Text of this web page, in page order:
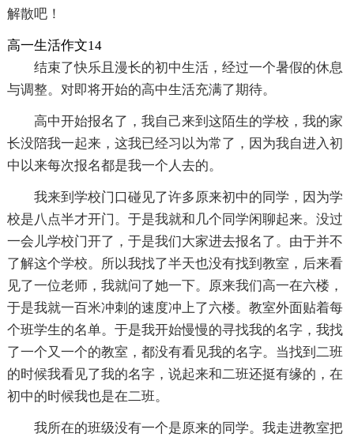
解散吧！
高一生活作文14
结束了快乐且漫长的初中生活，经过一个暑假的休息
与调整。对即将开始的高中生活充满了期待。
高中开始报名了，我自己来到这陌生的学校，我的家
长没陪我一起来，这我已经习以为常了，因为我自进入初
中以来每次报名都是我一个人去的。
我来到学校门口碰见了许多原来初中的同学，因为学
校是八点半才开门。于是我就和几个同学闲聊起来。没过
一会儿学校门开了，于是我们大家进去报名了。由于并不
了解这个学校。所以我找了半天也没有找到教室，后来看
见了一位老师，我就问了她一下。原来我们高一在六楼，
于是我就一百米冲刺的速度冲上了六楼。教室外面贴着每
个班学生的名单。于是我开始慢慢的寻找我的名字，我找
了一个又一个的教室，都没有看见我的名字。当找到二班
的时候我看见了我的名字，说起来和二班还挺有缘的，在
初中的时候我也是在二班。
我所在的班级没有一个是原来的同学。我走进教室把